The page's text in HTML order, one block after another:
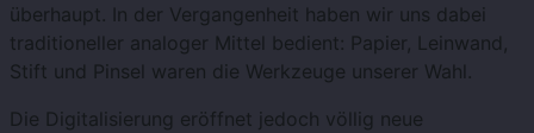
überhaupt. In der Vergangenheit haben wir uns dabei
traditioneller analoger Mittel bedient: Papier, Leinwand,
Stift und Pinsel waren die Werkzeuge unserer Wahl.
Die Digitalisierung eröffnet jedoch völlig neue